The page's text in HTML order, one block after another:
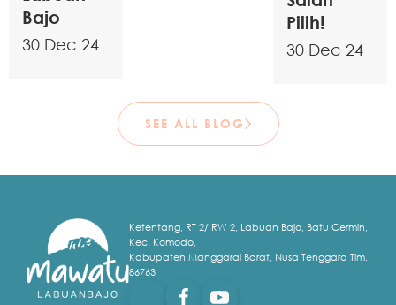
Bajo
30 Dec 24
Pilih!
30 Dec 24
SEE ALL BLOG
Ketentang, RT 2/ RW 2, Labuan Bajo, Batu Cermin,
Kec. Komodo,
Kabupaten Manggarai Barat, Nusa Tenggara Tim.
86763